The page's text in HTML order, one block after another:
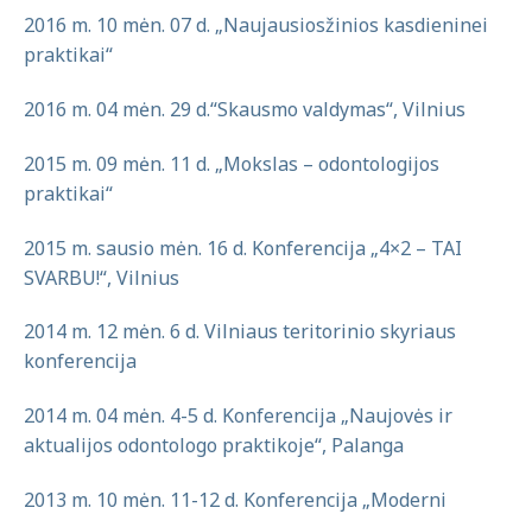
2016 m. 10 mėn. 07 d. „Naujausiosžinios kasdieninei
praktikai“
2016 m. 04 mėn. 29 d.“Skausmo valdymas“, Vilnius
2015 m. 09 mėn. 11 d. „Mokslas – odontologijos
praktikai“
2015 m. sausio mėn. 16 d. Konferencija „4×2 – TAI
SVARBU!“, Vilnius
2014 m. 12 mėn. 6 d. Vilniaus teritorinio skyriaus
konferencija
2014 m. 04 mėn. 4-5 d. Konferencija „Naujovės ir
aktualijos odontologo praktikoje“, Palanga
2013 m. 10 mėn. 11-12 d. Konferencija „Moderni